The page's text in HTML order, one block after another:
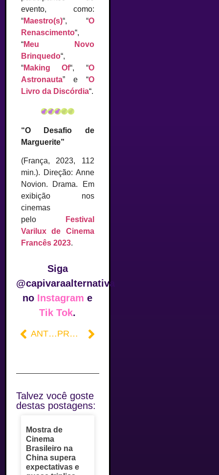
evento, como:
“Maestro(s)“, “O
Renascimento“,
“Meu Novo
Brinquedo“,
“Making Of“, “O
Astronauta” e “O
Livro da Discórdia“.
“O Desafio de
Marguerite”
(França, 2023, 112
min.). Direção: Anne
Novion. Drama. Em
exibição nos
cinemas
pelo
Festival
Varilux de Cinema
Francês 2023.
Siga
@capivaraalternativa
no Instagram e
Tik Tok.
ANTERIOR PRÓXIMO
Talvez você goste
destas postagens:
Mostra de
Cinema
Brasileiro na
China supera
expectativas e